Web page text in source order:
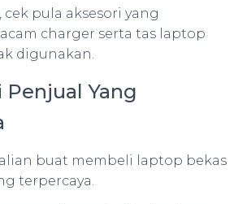
cek pula aksesori yang
charger serta tas laptop
digunakan.
Penjual Yang
buat membeli laptop bekas
terpercaya.